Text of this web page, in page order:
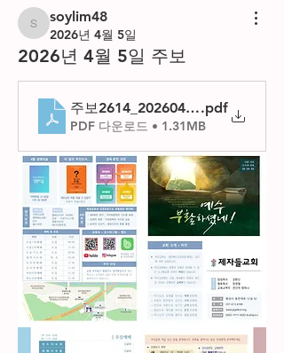
soylim48
soylim48
2026년 4월 5일
2026년 4월 5일 주보
주보2614_20260405.pdf
PDF 다운로드 • 1.31MB